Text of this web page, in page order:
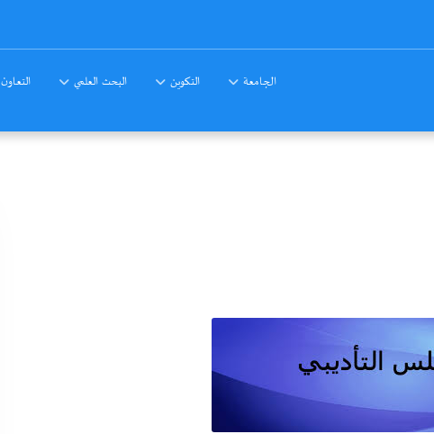
الجامعة التكوين البحث العلمي التعاون